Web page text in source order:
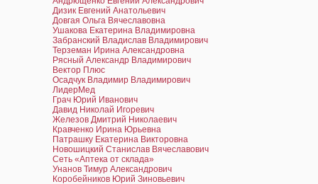
Дизик Евгений Анатольевич
Довгая Ольга Вячеславовна
Ушакова Екатерина Владимировна
Забранский Владислав Владимирович
Терземан Ирина Александровна
Рясный Александр Владимирович
Вектор Плюс
Осадчук Владимир Владимирович
ЛидерМед
Грач Юрий Иванович
Давид Николай Игоревич
Железов Дмитрий Николаевич
Кравченко Ирина Юрьевна
Патрашку Екатерина Викторовна
Новошицкий Станислав Вячеславович
Сеть «Аптека от склада»
Унанов Тимур Александрович
Коробейников Юрий Зиновьевич